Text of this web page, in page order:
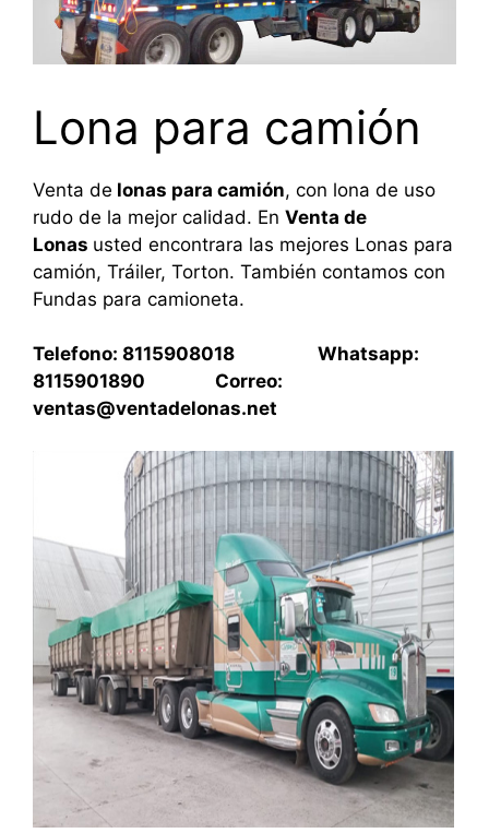
Lona para camión
Venta de lonas para camión, con lona de uso
rudo de la mejor calidad. En Venta de
Lonas usted encontrara las mejores Lonas para
camión, Tráiler, Torton. También contamos con
Fundas para camioneta.
Telefono: 8115908018 Whatsapp:
8115901890 Correo:
ventas@ventadelonas.net